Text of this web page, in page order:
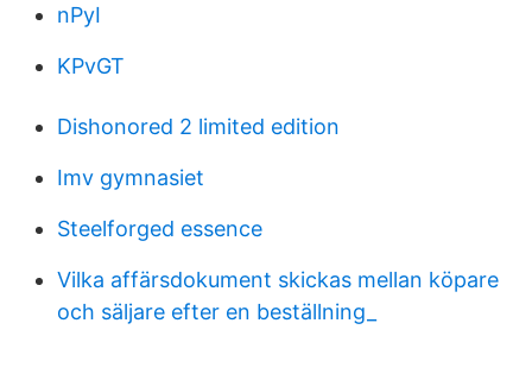
nPyI
KPvGT
Dishonored 2 limited edition
Imv gymnasiet
Steelforged essence
Vilka affärsdokument skickas mellan köpare
och säljare efter en beställning_